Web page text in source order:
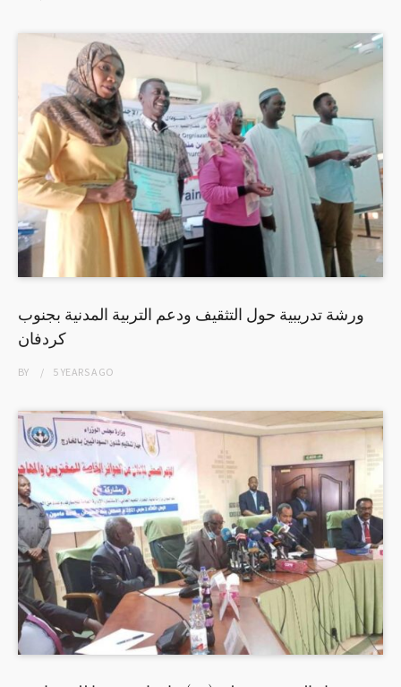
ورشة تدريبية حول التثقيف ودعم التربية المدنية بجنوب
كردفان
BY 5 YEARSAGO